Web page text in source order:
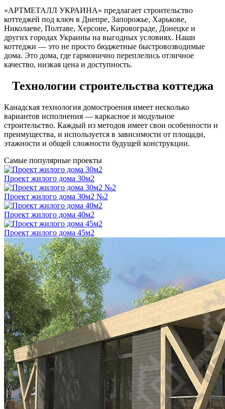
«АРТМЕТАЛЛ УКРАИНА» предлагает строительство
коттеджей под ключ в Днепре, Запорожье, Харькове,
Николаеве, Полтаве, Херсоне, Кировограде, Донецке и
других городах Украины на выгодных условиях. Наши
коттеджи ― это не просто бюджетные быстровозводимые
дома. Это дома, где гармонично переплелись отличное
качество, низкая цена и доступность.
Технологии строительства коттеджа
Канадская технология домостроения имеет несколько
вариантов исполнения — каркасное и модульное
строительство. Каждый из методов имеет свои особенности и
преимущества, и используется в зависимости от площади,
этажности и общей сложности будущей конструкции.
Самые популярные проекты
Проект жилого дома 30м2
Проект жилого дома 30м2 №2
Проект жилого дома 40м2
Проект жилого дома 45м2